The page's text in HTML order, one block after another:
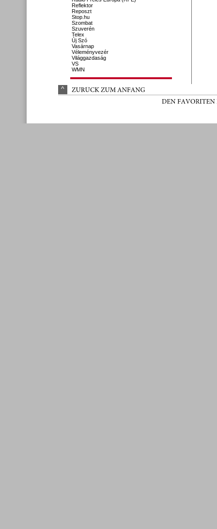
Reflektor
Reposzt
Stop.hu
Szombat
Szuverén
Telex
Új Szó
Vasárnap
Véleményvezér
Világgazdaság
VS
WMN
^ ZURÜCK ZUM ANFANG
DEN FAVORITEN